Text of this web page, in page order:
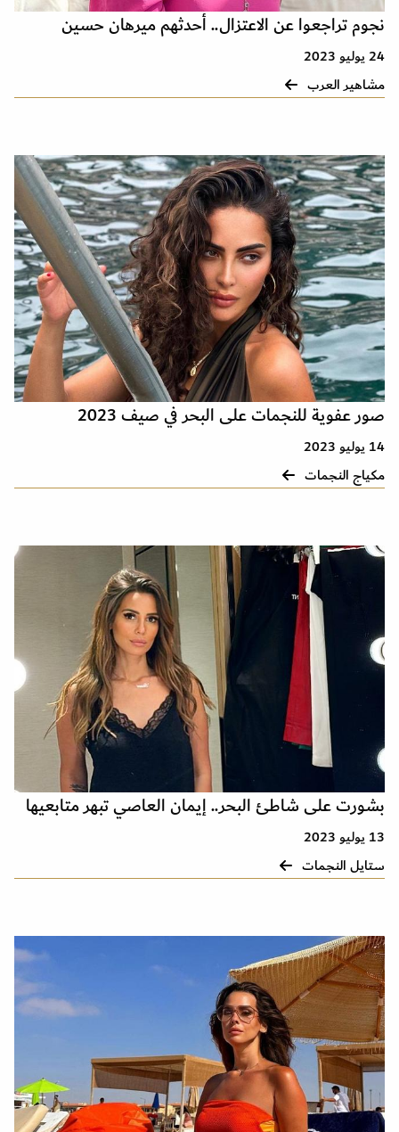
نجوم تراجعوا عن الاعتزال.. أحدثهم ميرهان حسين
24 يوليو 2023
مشاهير العرب
صور عفوية للنجمات على البحر في صيف 2023
14 يوليو 2023
مكياج النجمات
بشورت على شاطئ البحر.. إيمان العاصي تبهر متابعيها
13 يوليو 2023
ستايل النجمات